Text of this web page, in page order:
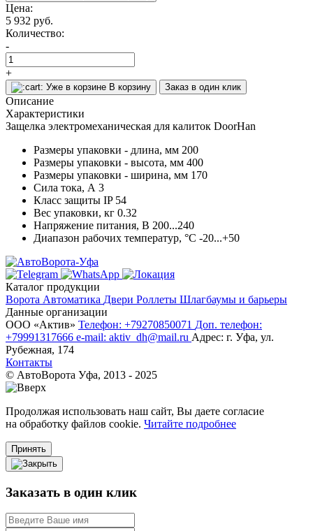
Цена:
5 932 руб.
Количество:
-
+
Уже в корзине В корзину Заказ в один клик
Описание
Характеристики
Защелка электромеханическая для калиток DoorHan
Размеры упаковки - длина, мм 200
Размеры упаковки - высота, мм 400
Размеры упаковки - ширина, мм 170
Сила тока, А 3
Класс защиты IP 54
Вес упаковки, кг 0.32
Напряжение питания, В 200...240
Диапазон рабочих температур, °С -20...+50
Каталог продукции
Ворота Автоматика Двери Роллеты Шлагбаумы и барьеры
Данные организации
ООО «‎Актив»‎ Телефон: +79270850071 Доп. телефон:
+79991317666 e-mail: aktiv_dh@mail.ru Адрес: г. Уфа, ул.
Рубежная, 174
Контакты
© АвтоВорота Уфа, 2013 - 2025
Продолжая использовать наш сайт, Вы даете согласие
на обработку файлов cookie. Читайте подробнее
Принять
Заказать в один клик